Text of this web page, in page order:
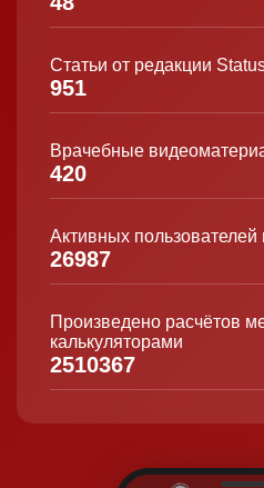
Статьи от редакции
951
Врачебные
420
Активных
26987
Произведено расчётов
калькуляторами
2510367